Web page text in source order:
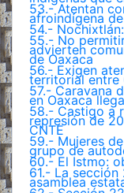
53.- Atentan
afroindígena
54.-
55.- No
advierten
de Oaxaca
56.- Exigen
territorial entre
57.- Caravana
en Oaxaca
58.- Castigo a
represión de
CNTE
59.- Mujeres
grupo de
60.- El Istmo:
61.- La
asamblea